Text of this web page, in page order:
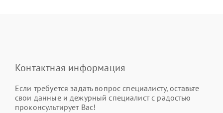
Контактная информация
Если требуется задать вопрос специалисту, оставьте
свои данные и дежурный специалист с радостью
проконсультирует Вас!